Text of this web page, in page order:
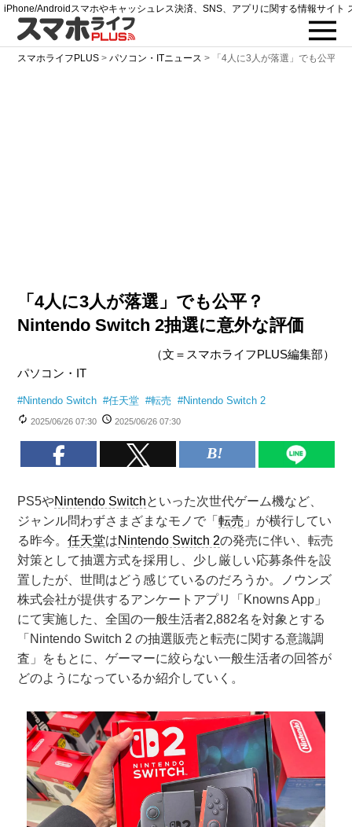
iPhone/Androidスマホやキャッシュレス決済、SNS、アプリに関する情報サイト
スマホライフPLUS >パソコン・ITニュース > 「4人に3人が落選」でも公平
「4人に3人が落選」でも公平？
Nintendo Switch 2抽選に意外な評価
（文＝スマホライフPLUS編集部）
パソコン・IT
#Nintendo Switch #任天堂 #転売 #Nintendo Switch 2
2025/06/26 07:30 2025/06/26 07:30
PS5やNintendo Switchといった次世代ゲーム機など、
ジャンル問わずさまざまなモノで「転売 」が横行してい
る昨今。任天堂はNintendo Switch 2の発売に伴い、転売
対策として抽選方式を採用し、少し厳しい応募条件を設
置したが、世間はどう感じているのだろうか。ノウンズ
株式会社が提供するアンケートアプリ「Knowns App」
にて実施した、全国の一般生活者2,882名を対象とする
「Nintendo Switch 2 の抽選販売と転売に関する意識調
査」をもとに、ゲーマーに絞らない一般生活者の回答が
どのようになっているか紹介していく。